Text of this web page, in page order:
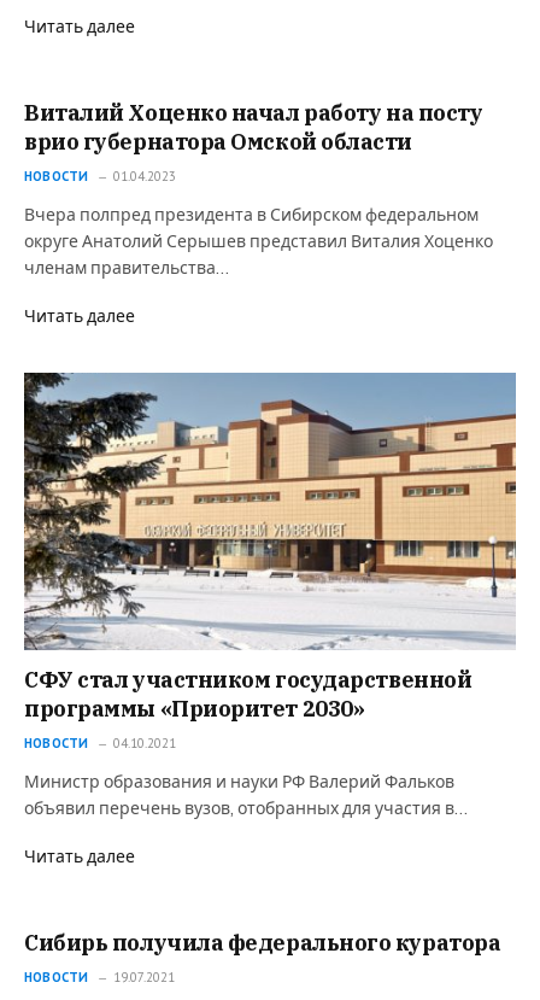
Читать далее
Виталий Хоценко начал работу на посту
врио губернатора Омской области
НОВОСТИ 01.04.2023
Вчера полпред президента в Сибирском федеральном
округе Анатолий Серышев представил Виталия Хоценко
членам правительства…
Читать далее
СФУ стал участником государственной
программы «Приоритет 2030»
НОВОСТИ 04.10.2021
Министр образования и науки РФ Валерий Фальков
объявил перечень вузов, отобранных для участия в…
Читать далее
Сибирь получила федерального куратора
НОВОСТИ 19.07.2021